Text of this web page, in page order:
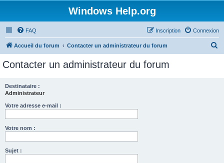
Windows Help.org
FAQ Connexion
Inscription
Accueil du forum Contacter un administrateur du forum
Contacter un administrateur du forum
Destinataire :
Administrateur
Votre adresse e-mail :
Votre nom :
Sujet :